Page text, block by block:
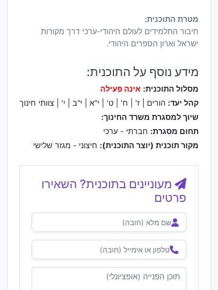
מטרת התוכנית:
חיבור התלמידים לעולם היהודי-ערכי דרך מקורות
ישראל וארון הספרים היהודי.
מידע נוסף על התוכנית:
מסלול התוכנית: אינה פעילה
קהל יעד: הורים | ז' | ח' | ט' | י"א | י"ב | י' | צוותי חינוך
שיוך למסגרת משרד החינוך:
תחום מסגרת: חברתי - ערכי
מקור תוכנית (יוצר התוכנית): חיצוני - מגזר שלישי
מעוניינים בתוכנית? השאירו
פרטים